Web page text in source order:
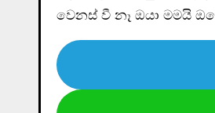
වෙනස් වී නෑ ඔයා මමයි